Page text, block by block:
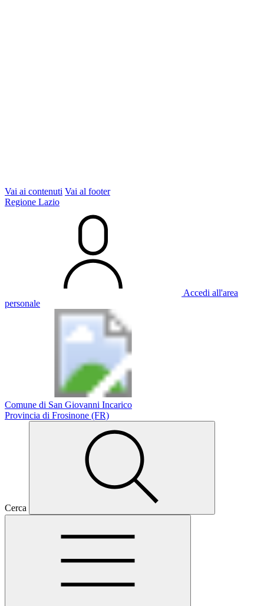
Vai ai contenuti Vai al footer
Regione Lazio
Accedi all'area
personale
Comune di San Giovanni Incarico
Provincia di Frosinone (FR)
Cerca